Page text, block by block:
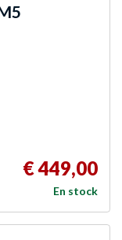
€ 449,00
En stock